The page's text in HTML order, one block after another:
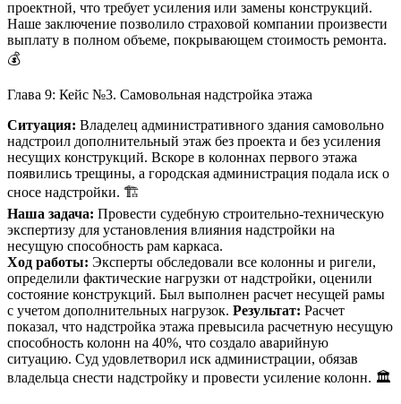
проектной, что требует усиления или замены конструкций.
Наше заключение позволило страховой компании произвести
выплату в полном объеме, покрывающем стоимость ремонта.
💰
Глава 9: Кейс №3. Самовольная надстройка этажа
Ситуация: Владелец административного здания самовольно
надстроил дополнительный этаж без проекта и без усиления
несущих конструкций. Вскоре в колоннах первого этажа
появились трещины, а городская администрация подала иск о
сносе надстройки. 🏗️
Наша задача: Провести судебную строительно-техническую
экспертизу для установления влияния надстройки на
несущую способность рам каркаса.
Ход работы: Эксперты обследовали все колонны и ригели,
определили фактические нагрузки от надстройки, оценили
состояние конструкций. Был выполнен расчет несущей рамы
с учетом дополнительных нагрузок. Результат: Расчет
показал, что надстройка этажа превысила расчетную несущую
способность колонн на 40%, что создало аварийную
ситуацию. Суд удовлетворил иск администрации, обязав
владельца снести надстройку и провести усиление колонн. 🏛️